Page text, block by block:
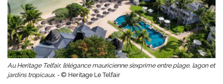
Au Heritage Telfair, l’élégance mauricienne s’exprime entre plage, lagon et
jardins tropicaux. - © Heritage Le Telfair